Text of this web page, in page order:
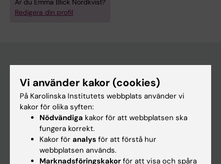
Är du Emma Blick Nordkvist?
Redigera din profil
Huvudmeny
Utbildning
Forskarutbildning
Forskning
Vi använder kakor (cookies)
På Karolinska Institutets webbplats använder vi
kakor för olika syften:
Nödvändiga kakor för att webbplatsen ska
fungera korrekt.
Kakor för analys för att förstå hur
webbplatsen används.
Marknadsföringskakor för att visa och spåra